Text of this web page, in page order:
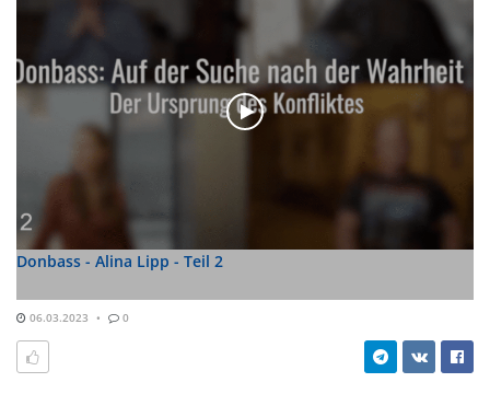
Donbass - Alina Lipp - Teil 2
06.03.2023 0